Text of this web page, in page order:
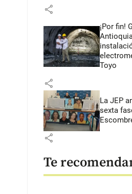
share
¡Por fin!
Toyo
share
La JEP
sexta
share
Te